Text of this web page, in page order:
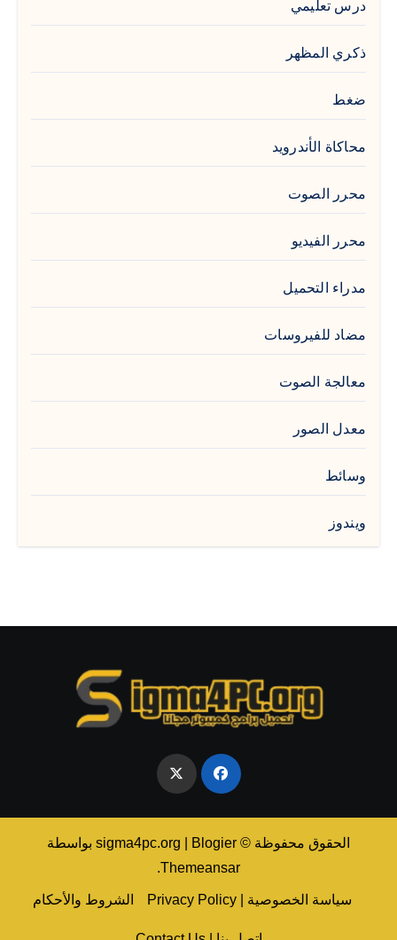
درس تعليمي
ذكري المظهر
ضغط
محاكاة الأندرويد
محرر الصوت
محرر الفيديو
مدراء التحميل
مضاد للفيروسات
معالجة الصوت
معدل الصور
وسائط
ويندوز
الحقوق محفوظة © sigma4pc.org Blogier
بواسطة
Themeansar
.
سياسة الخصوصية | Privacy Policy الشروط والأحكام